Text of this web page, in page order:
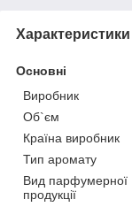
Характеристики
Основні
Виробник
Об`єм
Країна виробник
Тип аромату
Вид парфумерної
продукції